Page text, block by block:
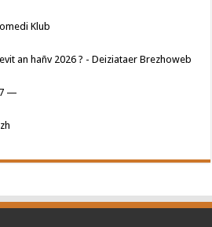
Klub
an hañv 2026 ? - Deiziataer Brezhoweb
—